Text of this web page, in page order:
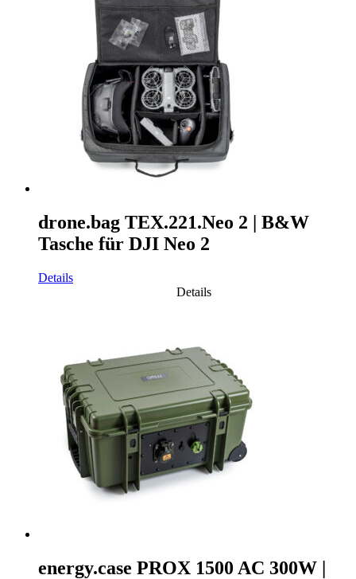
drone.bag TEX.221.Neo 2 | B&W
Tasche für DJI Neo 2
Details
Details
energy.case PROX 1500 AC 300W |